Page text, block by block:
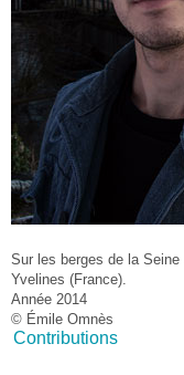
Sur les berges de la
Yvelines (France).
Année 2014
© Émile Omnès
Contributions